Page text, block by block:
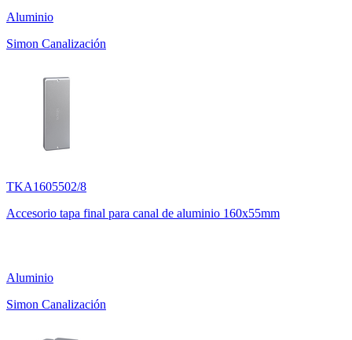
Aluminio
Simon Canalización
TKA1605502/8
Accesorio tapa final para canal de aluminio 160x55mm
Aluminio
Simon Canalización